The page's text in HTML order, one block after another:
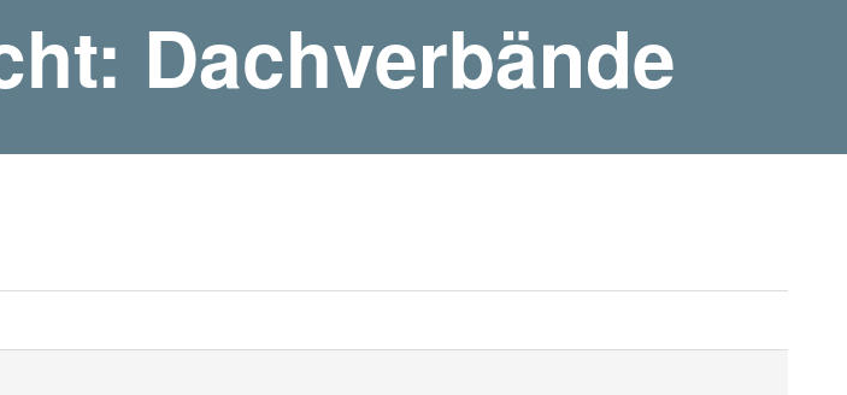
Dachverbände